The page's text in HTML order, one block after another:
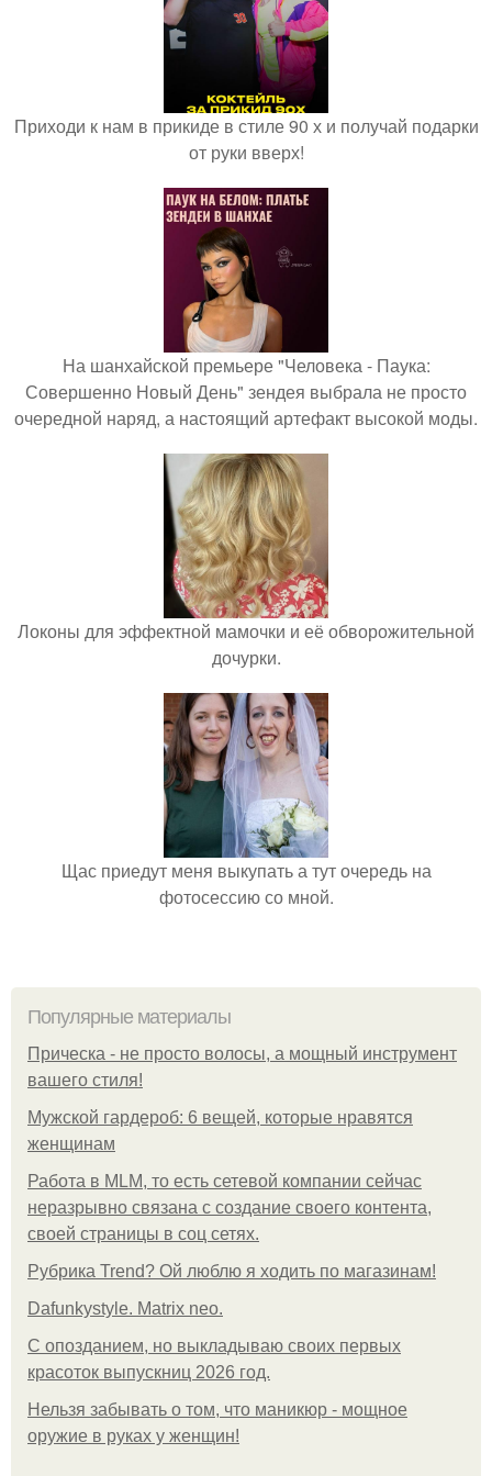
Приходи к нам в прикиде в стиле 90 х и получай подарки
от руки вверх!
На шанхайской премьере "Человека - Паука:
Совершенно Новый День" зендея выбрала не просто
очередной наряд, а настоящий артефакт высокой моды.
Локоны для эффектной мамочки и её обворожительной
дочурки.
Щас приедут меня выкупать а тут очередь на
фотосессию со мной.
Популярные материалы
Прическа - не просто волосы, а мощный инструмент
вашего стиля!
Мужской гардероб: 6 вещей, которые нравятся
женщинам
Работа в MLM, то есть сетевой компании сейчас
неразрывно связана с создание своего контента,
своей страницы в соц сетях.
Рубрика Trend? Ой люблю я ходить по магазинам!
Dafunkystyle. Matrix neo.
С опозданием, но выкладываю своих первых
красоток выпускниц 2026 год.
Нельзя забывать о том, что маникюр - мощное
оружие в руках у женщин!